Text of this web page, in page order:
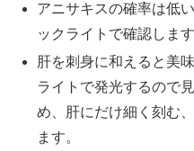
アニサキスの確率は低
ックライトで確認します
肝を刺身に和えると美
ライトで発光するので
め、肝にだけ細く刻む
ます。